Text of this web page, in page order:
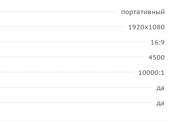
портативный
1920x1080
16:9
4500
10000:1
да
да